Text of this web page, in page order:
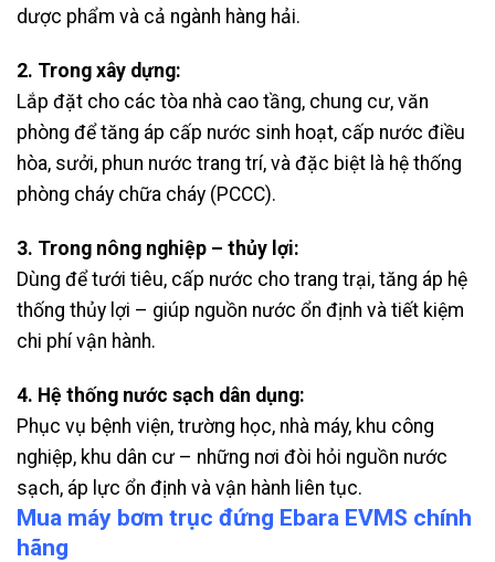
dược phẩm và cả ngành hàng hải.
2. Trong xây dựng:
Lắp đặt cho các tòa nhà cao tầng, chung cư, văn
phòng để tăng áp cấp nước sinh hoạt, cấp nước điều
hòa, sưởi, phun nước trang trí, và đặc biệt là hệ thống
phòng cháy chữa cháy (PCCC).
3. Trong nông nghiệp – thủy lợi:
Dùng để tưới tiêu, cấp nước cho trang trại, tăng áp hệ
thống thủy lợi – giúp nguồn nước ổn định và tiết kiệm
chi phí vận hành.
4. Hệ thống nước sạch dân dụng:
Phục vụ bệnh viện, trường học, nhà máy, khu công
nghiệp, khu dân cư – những nơi đòi hỏi nguồn nước
sạch, áp lực ổn định và vận hành liên tục.
Mua máy bơm trục đứng Ebara EVMS chính
hãng